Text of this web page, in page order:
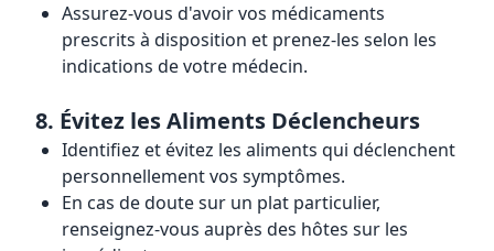
Assurez-vous d'avoir vos médicaments
prescrits à disposition et prenez-les selon les
indications de votre médecin.
8. Évitez les Aliments Déclencheurs
Identifiez et évitez les aliments qui déclenchent
personnellement vos symptômes.
En cas de doute sur un plat particulier,
renseignez-vous auprès des hôtes sur les